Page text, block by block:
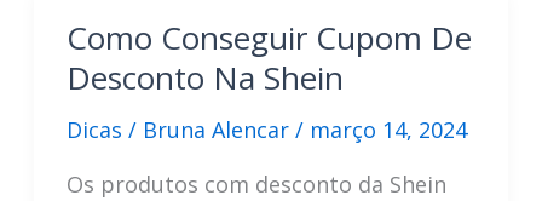
Como Conseguir Cupom De
Desconto Na Shein
Dicas / Bruna Alencar / março 14, 2024
Os produtos com desconto da Shein